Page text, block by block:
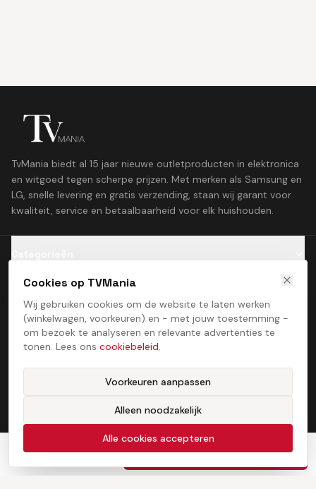
Cookies op TVMania
Wij gebruiken cookies om de website te laten werken
(winkelwagen, voorkeuren) en - met jouw toestemming -
om bezoek te analyseren en relevante advertenties te
tonen. Lees ons cookiebeleid.
Voorkeuren aanpassen
Alleen noodzakelijk
Alle cookies accepteren
325,00 In winkelwagen
TvMania biedt al 15 jaar nieuwe outletproducten in elektronica
en witgoed tegen scherpe prijzen. Met merken als Samsung en
LG, snelle levering en gratis verzending, staan wij garant voor
kwaliteit, service en betaalbaarheid voor elk huishouden.
Klantenservice
Contact
Cookiebeleid
ProcessStudio